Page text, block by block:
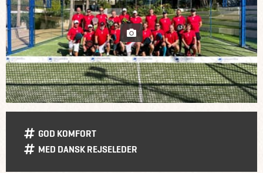
GOD KOMFORT
MED DANSK REJSELEDER